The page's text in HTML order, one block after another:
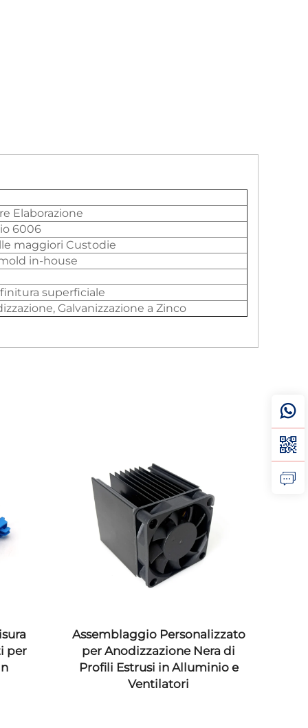
Elaborazione
6006
maggiori Custodie
in-house
superficiale
Galvanizzazione a Zinco
per
Assemblaggio Personalizzato
per Anodizzazione Nera di
Profili Estrusi in Alluminio e
Ventilatori